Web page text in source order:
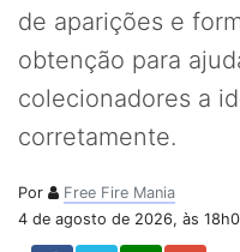
de aparições e
obtenção para
colecionadores a
corretamente.
Por
Free Fire Mania
4 de agosto de 2026, às